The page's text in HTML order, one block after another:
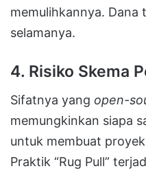
memulihkannya. Dana
selamanya.
4. Risiko Skema
Sifatnya yang open-
memungkinkan siapa
untuk membuat
Praktik “Rug Pull”